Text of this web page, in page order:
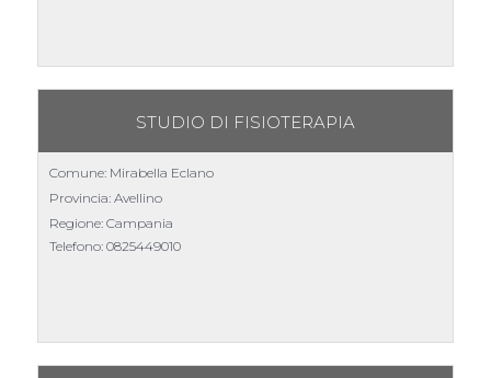
STUDIO DI FISIOTERAPIA
Comune: Mirabella Eclano
Provincia: Avellino
Regione: Campania
Telefono: 0825449010